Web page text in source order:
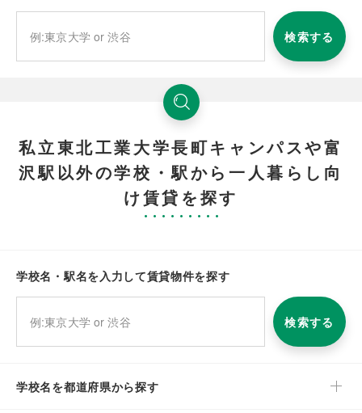
検索する
私立東北工業大学長町キャンパスや富
沢駅以外の学校・駅から一人暮らし向
け賃貸を探す
学校名・駅名を入力して賃貸物件を探す
検索する
学校名を都道府県から探す